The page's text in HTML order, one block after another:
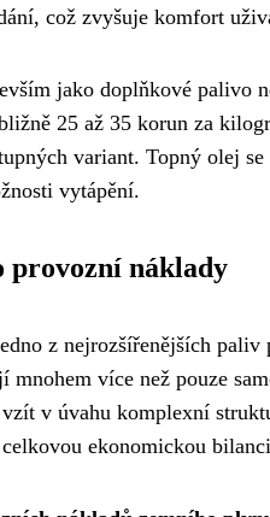
což zvyšuje komfort
jako doplňkové palivo
25 až 35 korun za
variant. Topný olej
vytápění.
provozní náklady
z nejrozšířenějších
mnohem více než pouze
v úvahu komplexní
ekonomickou